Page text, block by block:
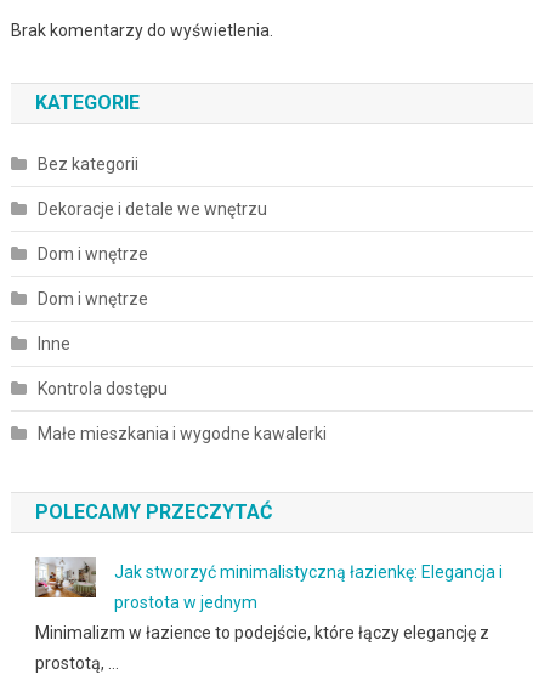
Brak komentarzy do wyświetlenia.
KATEGORIE
Bez kategorii
Dekoracje i detale we wnętrzu
Dom i wnętrze
Dom i wnętrze
Inne
Kontrola dostępu
Małe mieszkania i wygodne kawalerki
POLECAMY PRZECZYTAĆ
Jak stworzyć minimalistyczną łazienkę: Elegancja i
prostota w jednym
Minimalizm w łazience to podejście, które łączy elegancję z
prostotą, …